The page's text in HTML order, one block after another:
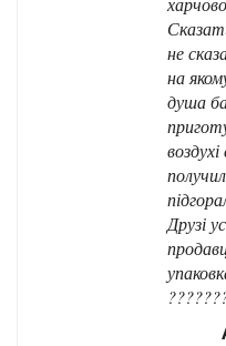
не
на
душа
Друзі